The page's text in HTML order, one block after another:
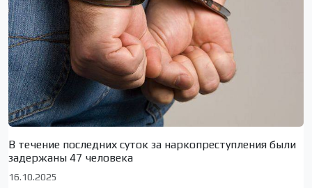
В течение последних суток за наркопреступления были
задержаны 47 человека
16.10.2025